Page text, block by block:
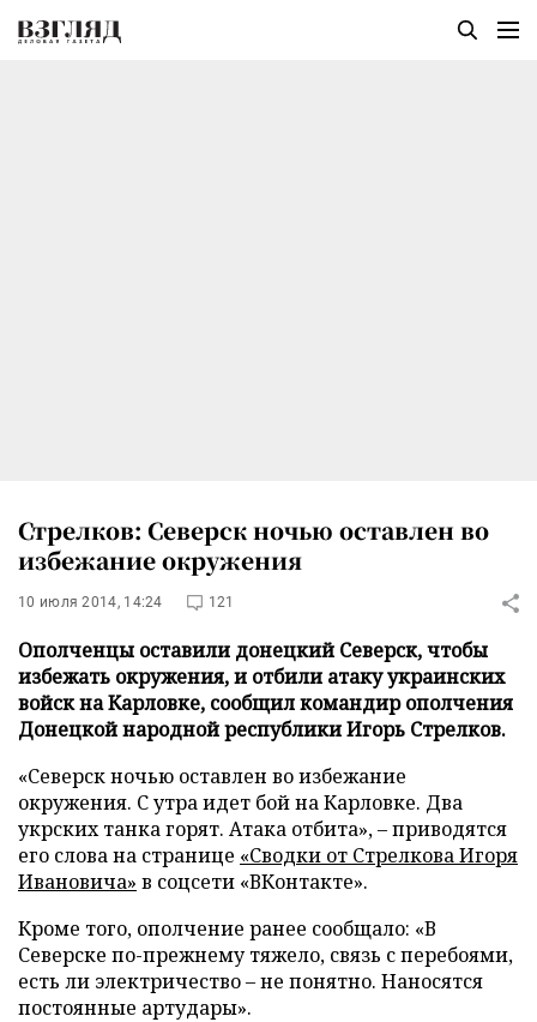
Стрелков: Северск ночью оставлен во
избежание окружения
10 июля 2014, 14:24 121
Ополченцы оставили донецкий Северск, чтобы
избежать окружения, и отбили атаку украинских
войск на Карловке, сообщил командир ополчения
Донецкой народной республики Игорь Стрелков.
«Северск ночью оставлен во избежание
окружения. С утра идет бой на Карловке. Два
укрских танка горят. Атака отбита»,–приводятся
его слова на странице «Сводки от Стрелкова Игоря
Ивановича» в соцсети «ВКонтакте».
Кроме того, ополчение ранее сообщало: «В
Северске по-прежнему тяжело, связь с перебоями,
есть ли электричество–не понятно. Наносятся
постоянные артудары».